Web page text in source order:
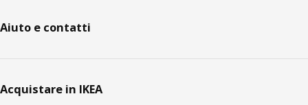
Aiuto e contatti
Acquistare in IKEA